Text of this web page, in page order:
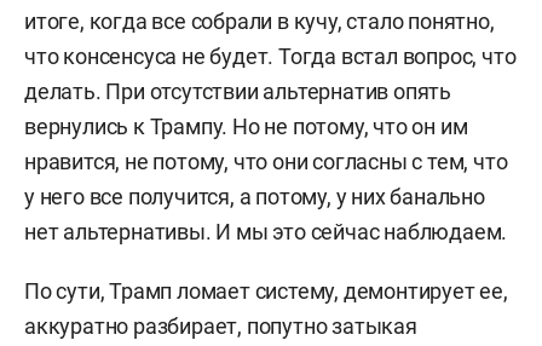
итоге, когда все собрали в кучу, стало понятно,
что консенсуса не будет. Тогда встал вопрос, что
делать. При отсутствии альтернатив опять
вернулись к Трампу. Ноне потому, что он им
нравится, не потому, что они согласны с тем, что
у него все получится, а потому, у них банально
нет альтернативы. И мы это сейчас наблюдаем.
По сути, Трамп ломает систему, демонтирует ее,
аккуратно разбирает, попутно затыкая